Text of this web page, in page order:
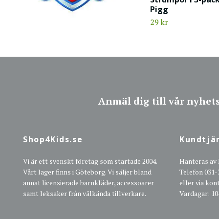
Pigg
29 kr
Anmäl dig till vår
Shop4Kids.se
Vi är ett svenskt företag som startade 2004.
Vårt lager finns i Göteborg. Vi säljer bland
annat licensierade barnkläder, accessoarer
samt leksaker från välkända tillverkare.
Hanteras
Telefon 031-
eller via
Vardagar: